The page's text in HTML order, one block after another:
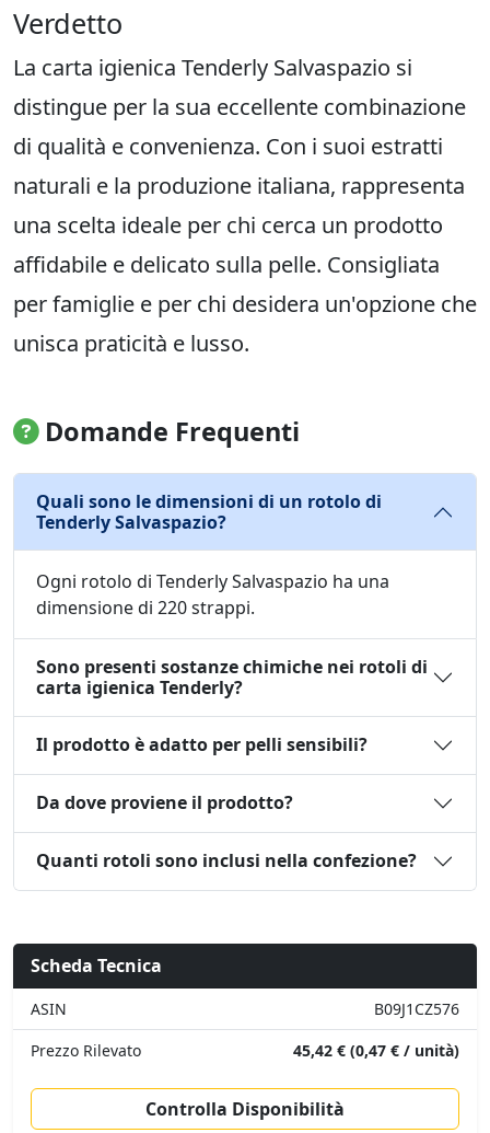
Verdetto
La carta igienica Tenderly Salvaspazio si
distingue per la sua eccellente combinazione
di qualità e convenienza. Con i suoi estratti
naturali e la produzione italiana, rappresenta
una scelta ideale per chi cerca un prodotto
affidabile e delicato sulla pelle. Consigliata
per famiglie e per chi desidera un'opzione che
unisca praticità e lusso.
Domande Frequenti
Quali sono le dimensioni di un rotolo di
Tenderly Salvaspazio?
Ogni rotolo di Tenderly Salvaspazio ha una
dimensione di 220 strappi.
Sono presenti sostanze chimiche nei rotoli di
carta igienica Tenderly?
Il prodotto è adatto per pelli sensibili?
Da dove proviene il prodotto?
Quanti rotoli sono inclusi nella confezione?
Scheda Tecnica
ASIN
B09J1CZ576
Prezzo Rilevato
45,42 € (0,47 € / unità)
Controlla Disponibilità